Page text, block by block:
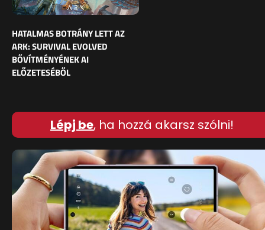
HATALMAS BOTRÁNY LETT AZ
ARK: SURVIVAL EVOLVED
BŐVÍTMÉNYÉNEK AI
ELŐZETESÉBŐL
Lépj be, ha hozzá akarsz szólni!